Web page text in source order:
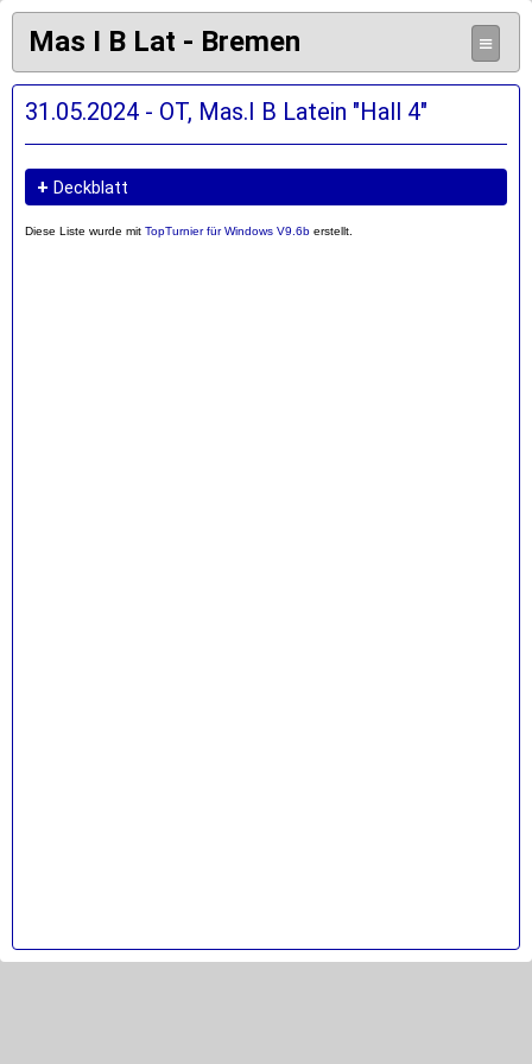
Mas I B Lat - Bremen ≡
31.05.2024 - OT, Mas.I B Latein "Hall 4"
+ Deckblatt
Diese Liste wurde mit TopTurnier für Windows V9.6b erstellt.